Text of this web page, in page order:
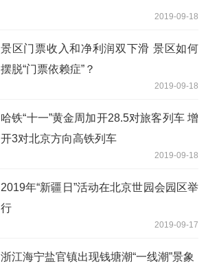
2019-09-18
景区门票收入和净利润双下滑 景区如何
摆脱“门票依赖症”？
2019-09-18
哈铁“十一”黄金周加开28.5对旅客列车 增
开3对北京方向高铁列车
2019-09-18
2019年“新疆日”活动在北京世园会园区举
行
2019-09-17
浙江海宁盐官镇出现钱塘潮“一线潮”景象